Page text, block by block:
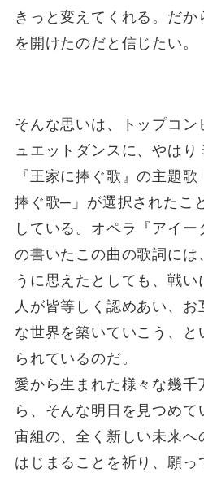
きっと変えてくれる。だ
を開けたのだと信じたい。
そんな思いは、トップコ
ュエットダンスに、やはり
『王家に捧ぐ歌』の主題
捧ぐ歌─」が選択されたこ
している。オペラ『アイー
の書いたこの曲の歌詞には
うに思えたとしても、戦い
人が皆等しく認めあい、
な世界を築いていこう、と
られているのだ。
愛から生まれた様々な幾千
ら、そんな明日を見つめて
宙組の、全く新しい未来へ
はじまることを祈り、願っ